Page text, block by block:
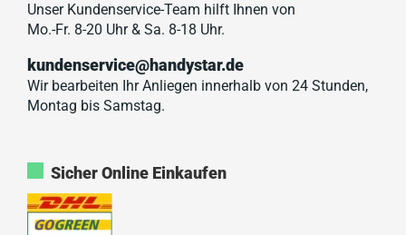
Unser Kundenservice-Team hilft Ihnen von
Mo.-Fr. 8-20 Uhr & Sa. 8-18 Uhr.
kundenservice@handystar.de
Wir bearbeiten Ihr Anliegen innerhalb von 24 Stunden,
Montag bis Samstag.
Sicher Online Einkaufen